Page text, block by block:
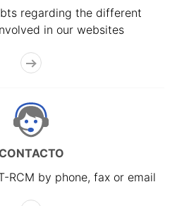
regarding the different
in our websites
RCM by phone, fax or email